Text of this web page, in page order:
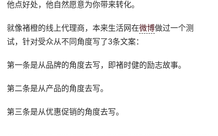
他点好处，他自然愿意为你带来转化。
就像褚橙的线上代理商，本来生活网在微博做过一个测
试，针对受众从不同角度写了3条文案：
第一条是从品牌的角度去写，即褚时健的励志故事。
第二条是从产品的角度去写。
第三条是从优惠促销的角度去写。